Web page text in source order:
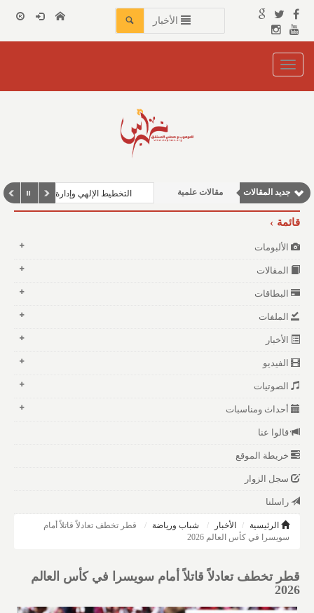
الأخبار
Toggle
navigation
جديد المقالات
مقالات اجتماعية
مقالات علمية
وطنية
التخطيط الإلهي وإدارة الكون: دروس
قائمة
الألبومات
المقالات
البطاقات
الملفات
الأخبار
الفيديو
الصوتيات
أحداث ومناسبات
قالوا عنا
خريطة الموقع
سجل الزوار
راسلنا
الرئيسية الأخبار شباب ورياضة
قطر تخطف تعادلاً قاتلاً أمام
سويسرا في كأس العالم 2026
قطر تخطف تعادلاً قاتلاً أمام سويسرا في كأس العالم
2026